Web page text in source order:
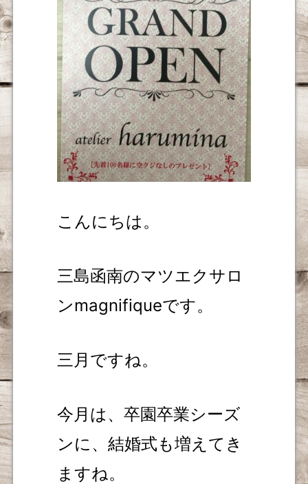
こんにちは。
三島函南のマツエクサロ
ンmagnifiqueです。
三月ですね。
今月は、卒園卒業シーズ
ンに、結婚式も増えてき
ますね。